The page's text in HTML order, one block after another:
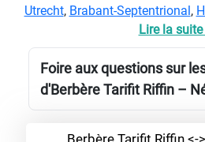
Utrecht, Brabant-Septentrional,
Lire la suite
Foire aux questions sur
d'Berbère Tarifit Riffin –
Berbère Tarifit Riffin <-